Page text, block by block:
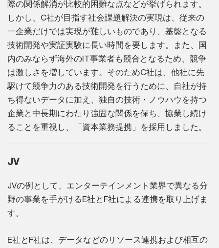
際の関係解消が比較的困難な点などが挙げられます。
しかし、C社が目指す社会課題解決の実現は、従来の
一企業だけでは実現が難しいものであり、基盤となる
技術開発や実証実験に長い時間を要します。また、国
内のみならず海外のIT事業者も競合となるため、競争
は激しさを増しています。そのためC社は、他社に先
駆けて競争力のある技術開発を行うために、自社が持
ち得ないデータに加え、独自の技術・ノウハウを持つ
企業と中長期にわたり強固な関係を保ち、協業し続け
ることを重視し、「資本業務提携」を採用しました。
JV
JVの例として、エンターテインメント業界で異なる分
野の事業を手がけるE社とF社による連携を取り上げま
す。
E社とF社は、データなどのリソース連携および相互の